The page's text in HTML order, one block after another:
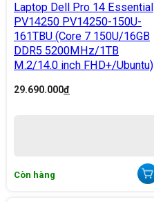
Laptop Dell Pro 14 Essential
PV14250 PV14250-150U-
161TBU (Core 7 150U/16GB
DDR5 5200MHz/1TB
M.2/14.0 inch FHD+/Ubuntu)
29.690.000đ
Còn hàng